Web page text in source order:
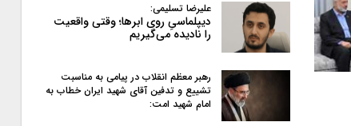
علیرضا تسلیمی:
دیپلماسیِ روی ابرها؛ وقتی واقعیت
را نادیده می‌گیریم
رهبر معظم انقلاب در پیامی به‌ مناسبت
تشییع و تدفین آقای شهید ایران خطاب به
امام شهید امت: